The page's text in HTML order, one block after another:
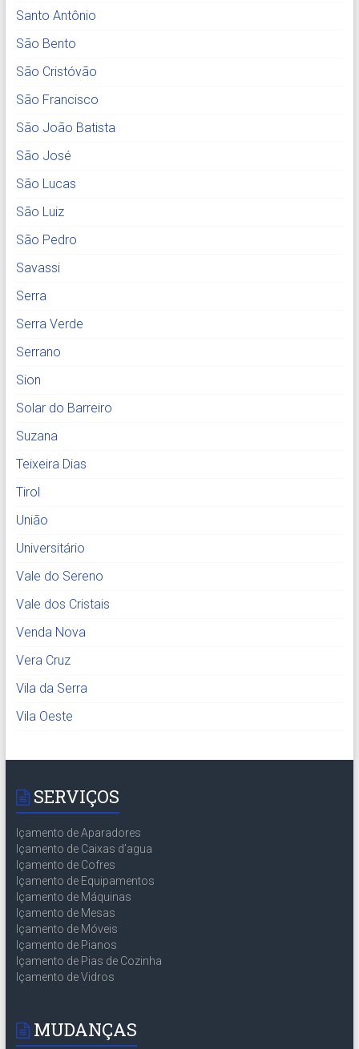
Santo Antônio
São Bento
São Cristóvão
São Francisco
São João Batista
São José
São Lucas
São Luiz
São Pedro
Savassi
Serra
Serra Verde
Serrano
Sion
Solar do Barreiro
Suzana
Teixeira Dias
Tirol
União
Universitário
Vale do Sereno
Vale dos Cristais
Venda Nova
Vera Cruz
Vila da Serra
Vila Oeste
SERVIÇOS
Içamento de Aparadores
Içamento de Caixas d’agua
Içamento de Cofres
Içamento de Equipamentos
Içamento de Máquinas
Içamento de Mesas
Içamento de Móveis
Içamento de Pianos
Içamento de Pias de Cozinha
Içamento de Vidros
MUDANÇAS